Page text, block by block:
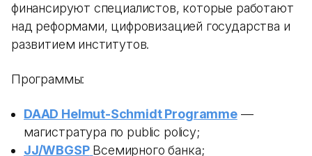
финансируют специалистов, которые работают
над реформами, цифровизацией государства и
развитием институтов.
Программы:
DAAD Helmut-Schmidt Programme—
магистратура по public policy;
JJ/WBGSP Всемирного банка;